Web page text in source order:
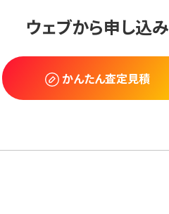
ウェブから申し込み
かんたん査定見積